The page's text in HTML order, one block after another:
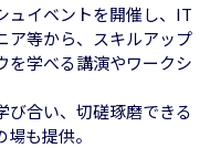
ュイベントを開催し、IT
ア等から、スキルアップ
を学べる講演やワークシ
び合い、切磋琢磨できる
も提供。